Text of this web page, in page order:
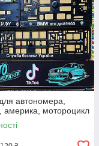
автономера,
америка, мотороцикл